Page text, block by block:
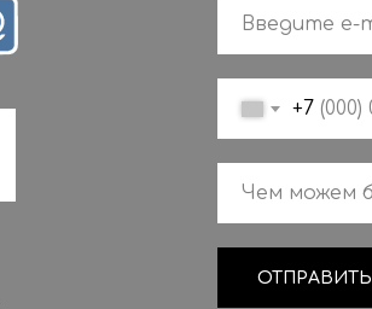
+7
ОТПРАВИТЬ